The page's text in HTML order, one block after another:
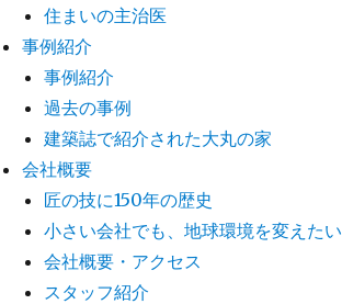
住まいの主治医
事例紹介
事例紹介
過去の事例
建築誌で紹介された大丸の家
会社概要
匠の技に150年の歴史
小さい会社でも、地球環境を変えたい
会社概要・アクセス
スタッフ紹介